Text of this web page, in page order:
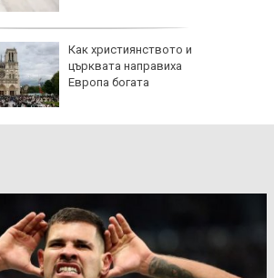
Как християнството и
църквата направиха
Европа богата